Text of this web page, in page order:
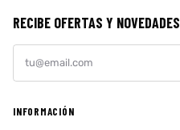
RECIBE OFERTAS Y NOVEDADES
INFORMACIÓN